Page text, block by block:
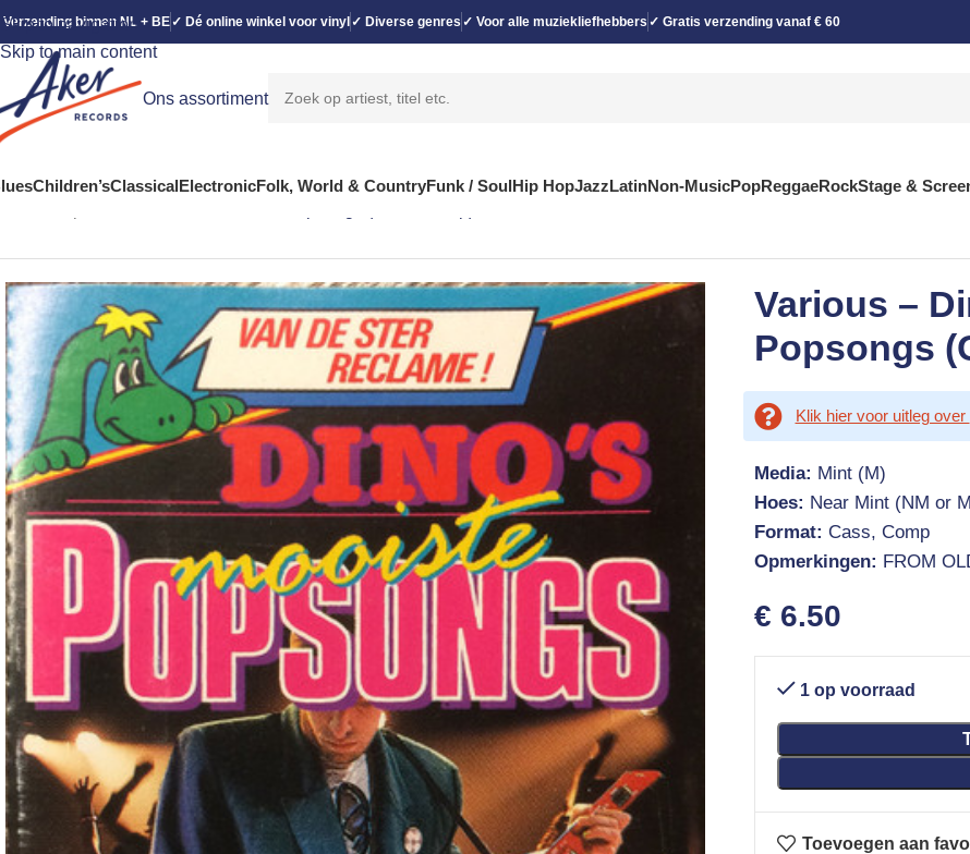
Skip to navigation
Skip to main content
binnen NL + BE✓ Dé online winkel voor vinyl ✓ Diverse genres ✓ Voor alle muziekliefhebbers ✓ Gratis verzending vanaf € 60
Ons assortiment
Children’sClassicalElectronicFolk, World & CountryFunk / SoulHip HopJazzLatinNon-MusicPopReggaeRockStage &
Various –
Popsongs
Klik hier voor uitleg over
Media: Mint (M)
Hoes: Near Mint (NM or
Format: Cass, Comp
Opmerkingen: FROM
€ 6.50
1 op voorraad
Toevoegen aan